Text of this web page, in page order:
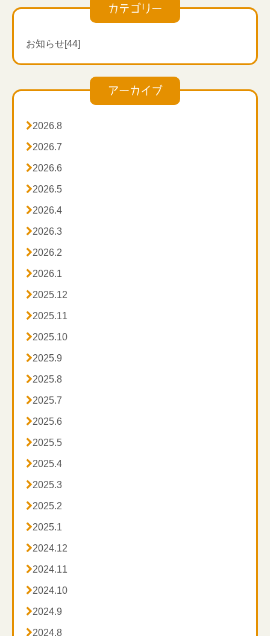
カテゴリー
お知らせ[44]
アーカイブ
2026.8
2026.7
2026.6
2026.5
2026.4
2026.3
2026.2
2026.1
2025.12
2025.11
2025.10
2025.9
2025.8
2025.7
2025.6
2025.5
2025.4
2025.3
2025.2
2025.1
2024.12
2024.11
2024.10
2024.9
2024.8